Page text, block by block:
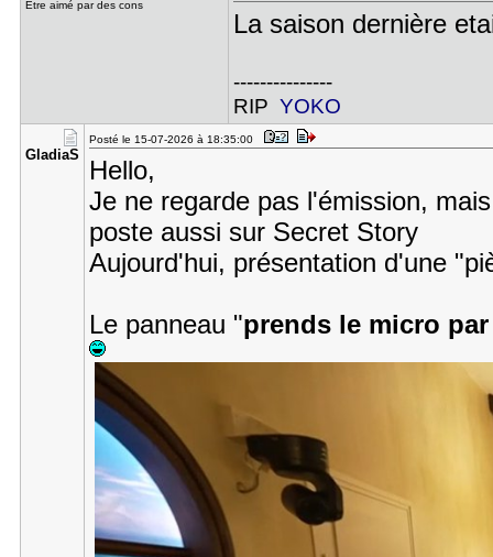
Etre aimé par des cons
La saison dernière
---------------
RIP YOKO
GladiaS
Posté le 15-07-2026 à 18:35:00
Hello,
Je ne regarde pas l'émission,
poste aussi sur Secret Story
Aujourd'hui, présentation d'une
Le panneau "prends le micro